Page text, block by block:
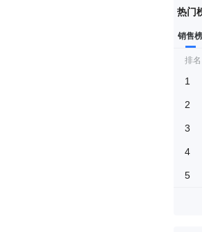
热门
销售榜
排名
1
2
3
4
5